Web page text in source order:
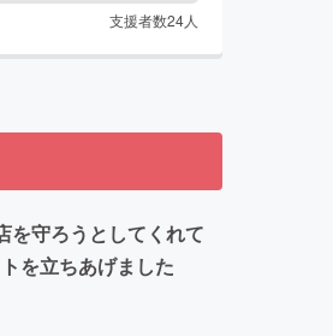
支援者数24人
を守ろうとしてくれて
を立ちあげました